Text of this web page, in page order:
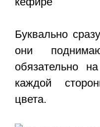
Буквально
они
обязательно
каждой
цвета.